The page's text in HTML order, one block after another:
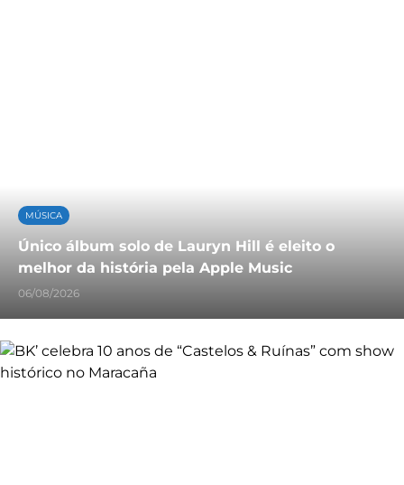
MÚSICA
Único álbum solo de Lauryn Hill é eleito o
melhor da história pela Apple Music
06/08/2026